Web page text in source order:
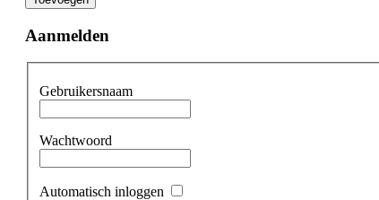
Aanmelden
Gebruikersnaam
Wachtwoord
Automatisch inloggen